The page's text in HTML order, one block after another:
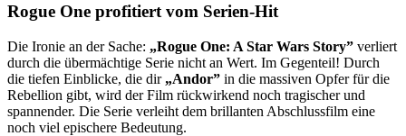
Rogue One profitiert vom Serien-Hit
Die Ironie an der Sache: „Rogue One: A Star Wars Story” verliert
durch die übermächtige Serie nicht an Wert. Im Gegenteil! Durch
die tiefen Einblicke, die dir „Andor” in die massiven Opfer für die
Rebellion gibt, wird der Film rückwirkend noch tragischer und
spannender. Die Serie verleiht dem brillanten Abschlussfilm eine
noch viel epischere Bedeutung.